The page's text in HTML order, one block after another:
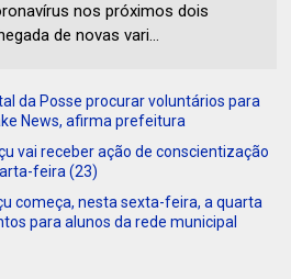
nos próximos dois
de novas vari...
da Posse procurar voluntários para
News, afirma prefeitura
vai receber ação de conscientização
feira (23)
começa, nesta sexta-feira, a quarta
para alunos da rede municipal